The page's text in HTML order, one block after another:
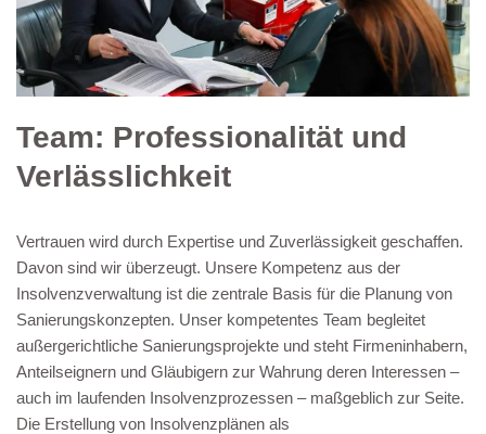
Team: Professionalität und
Verlässlichkeit
Vertrauen wird durch Expertise und Zuverlässigkeit geschaffen.
Davon sind wir überzeugt. Unsere Kompetenz aus der
Insolvenzverwaltung ist die zentrale Basis für die Planung von
Sanierungskonzepten. Unser kompetentes Team begleitet
außergerichtliche Sanierungsprojekte und steht Firmeninhabern,
Anteilseignern und Gläubigern zur Wahrung deren Interessen –
auch im laufenden Insolvenzprozessen – maßgeblich zur Seite.
Die Erstellung von Insolvenzplänen als